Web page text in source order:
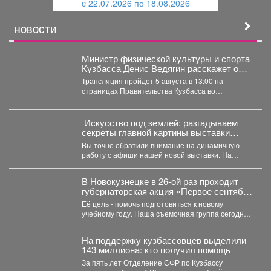
c 22.07.2026 по 18.08.2026
НОВОСТИ
Министр физической культуры и спорта
Кузбасса Денис Ведягин расскажет о
развитии спорта в регионе в прямом
эфире ЦУР.
Трансляция пройдет 5 августа в 13:00 на
страницах Правительства Кузбасса во
️ Искусство под землей: разгадываем
секреты главной картины выставки
«Шахтёрская слава» автор Тамара
Шлыкова
Вы точно обратили внимание на динамичную
работу с афиши нашей новой выставки. На
В Новокузнецке в 26-ой раз проходит
губернаторская акция «Первое сентября
каждому школьнику».
Её цель - помочь подготовиться к новому
учебному году. Наша съемочная группа сегодня
На поддержку кузбассовцев выделили
143 миллиона: кто получил помощь
За пять лет Отделение СФР по Кузбассу